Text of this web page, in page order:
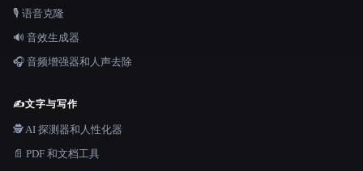
🎙️ 语音克隆
🔊 音效生成器
🎧 音频增强器和人声去除
✍️文字与写作
🕵️ AI 探测器和人性化器
📄 PDF 和文档工具